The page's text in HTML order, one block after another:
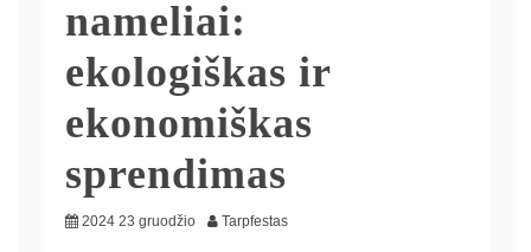
nameliai:
ekologiškas ir
ekonomiškas
sprendimas
2024 23 gruodžio Tarpfestas